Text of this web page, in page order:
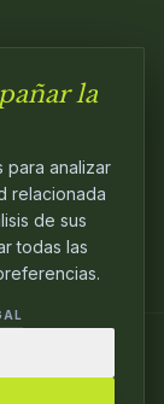
conocer las
la
para analizar
relacionada
de sus
todas las